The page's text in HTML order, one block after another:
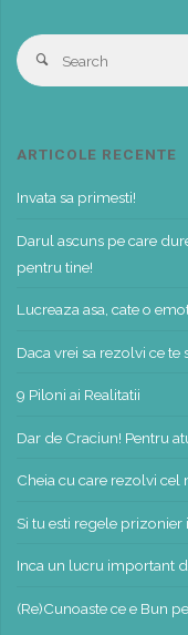
Search
ARTICOLE RECENTE
Invata sa primesti!
Darul ascuns pe care
pentru tine!
Lucreaza asa, cate o
Daca vrei sa rezolvi ce te
9 Piloni ai Realitatii
Dar de Craciun! Pentru
Cheia cu care rezolvi
Si tu esti regele
Inca un lucru important
(Re)Cunoaste ce e Bun